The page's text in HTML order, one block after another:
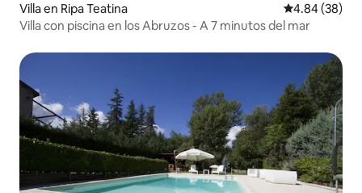
Villa en Ripa Teatina Calificación
4.84 (38)
Villa con piscina en los Abruzos - A 7 minutos del mar